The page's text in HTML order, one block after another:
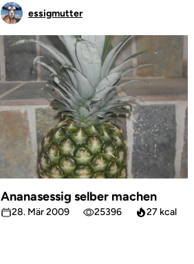
essigmutter
Ananasessig selber machen
28. Mär 2009 25396 27 kcal